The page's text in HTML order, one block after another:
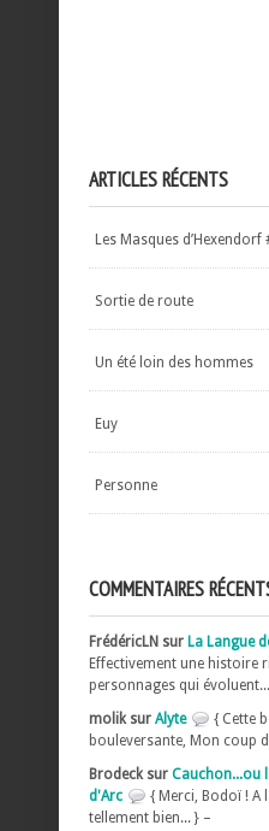
ARTICLES RÉCENTS
Les Masques d’Hexendorf
Sortie de route
Un été loin des hommes
Euy
Personne
COMMENTAIRES
FrédéricLN sur La Langue
Effectivement une histoire
personnages qui
molik sur Alyte
{ Cette
bouleversante, Mon coup
Brodeck sur Cauchon...ou
d'Arc
{ Merci, Bodoï ! A
tellement bien... } –